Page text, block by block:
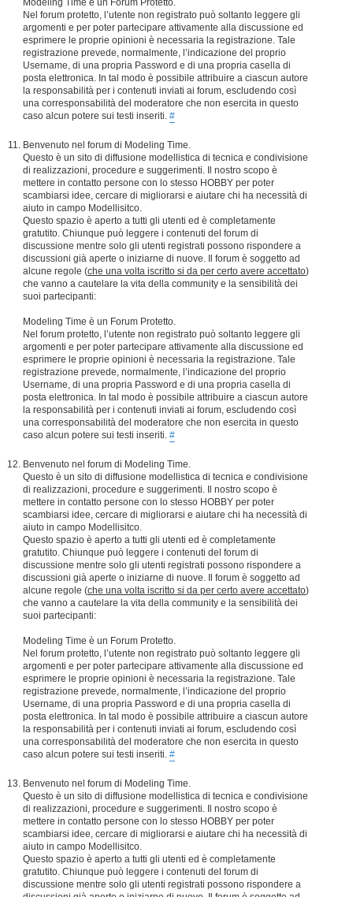
Modeling Time è un Forum Protetto.
Nel forum protetto, l’utente non registrato può soltanto leggere gli
argomenti e per poter partecipare attivamente alla discussione ed
esprimere le proprie opinioni è necessaria la registrazione. Tale
registrazione prevede, normalmente, l’indicazione del proprio
Username, di una propria Password e di una propria casella di
posta elettronica. In tal modo è possibile attribuire a ciascun autore
la responsabilità per i contenuti inviati ai forum, escludendo così
una corresponsabilità del moderatore che non esercita in questo
caso alcun potere sui testi inseriti. #
Benvenuto nel forum di Modeling Time.
Questo è un sito di diffusione modellistica di tecnica e condivisione
di realizzazioni, procedure e suggerimenti. Il nostro scopo è
mettere in contatto persone con lo stesso HOBBY per poter
scambiarsi idee, cercare di migliorarsi e aiutare chi ha necessità di
aiuto in campo Modellisitco.
Questo spazio è aperto a tutti gli utenti ed è completamente
gratutito. Chiunque può leggere i contenuti del forum di
discussione mentre solo gli utenti registrati possono rispondere a
discussioni già aperte o iniziarne di nuove. Il forum è soggetto ad
alcune regole (che una volta iscritto si da per certo avere accettato)
che vanno a cautelare la vita della community e la sensibilità dei
suoi partecipanti:
Modeling Time è un Forum Protetto.
Nel forum protetto, l’utente non registrato può soltanto leggere gli
argomenti e per poter partecipare attivamente alla discussione ed
esprimere le proprie opinioni è necessaria la registrazione. Tale
registrazione prevede, normalmente, l’indicazione del proprio
Username, di una propria Password e di una propria casella di
posta elettronica. In tal modo è possibile attribuire a ciascun autore
la responsabilità per i contenuti inviati ai forum, escludendo così
una corresponsabilità del moderatore che non esercita in questo
caso alcun potere sui testi inseriti. #
Benvenuto nel forum di Modeling Time.
Questo è un sito di diffusione modellistica di tecnica e condivisione
di realizzazioni, procedure e suggerimenti. Il nostro scopo è
mettere in contatto persone con lo stesso HOBBY per poter
scambiarsi idee, cercare di migliorarsi e aiutare chi ha necessità di
aiuto in campo Modellisitco.
Questo spazio è aperto a tutti gli utenti ed è completamente
gratutito. Chiunque può leggere i contenuti del forum di
discussione mentre solo gli utenti registrati possono rispondere a
discussioni già aperte o iniziarne di nuove. Il forum è soggetto ad
alcune regole (che una volta iscritto si da per certo avere accettato)
che vanno a cautelare la vita della community e la sensibilità dei
suoi partecipanti:
Modeling Time è un Forum Protetto.
Nel forum protetto, l’utente non registrato può soltanto leggere gli
argomenti e per poter partecipare attivamente alla discussione ed
esprimere le proprie opinioni è necessaria la registrazione. Tale
registrazione prevede, normalmente, l’indicazione del proprio
Username, di una propria Password e di una propria casella di
posta elettronica. In tal modo è possibile attribuire a ciascun autore
la responsabilità per i contenuti inviati ai forum, escludendo così
una corresponsabilità del moderatore che non esercita in questo
caso alcun potere sui testi inseriti. #
Benvenuto nel forum di Modeling Time.
Questo è un sito di diffusione modellistica di tecnica e condivisione
di realizzazioni, procedure e suggerimenti. Il nostro scopo è
mettere in contatto persone con lo stesso HOBBY per poter
scambiarsi idee, cercare di migliorarsi e aiutare chi ha necessità di
aiuto in campo Modellisitco.
Questo spazio è aperto a tutti gli utenti ed è completamente
gratutito. Chiunque può leggere i contenuti del forum di
discussione mentre solo gli utenti registrati possono rispondere a